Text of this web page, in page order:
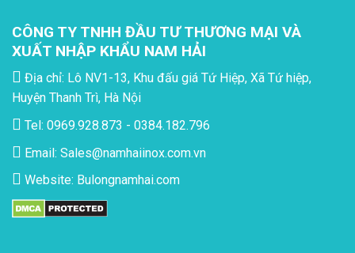
CÔNG TY TNHH ĐẦU TƯ THƯƠNG MẠI VÀ
XUẤT NHẬP KHẨU NAM HẢI
Địa chỉ: Lô NV1-13, Khu đấu giá Tứ Hiệp, Xã Tứ hiệp,
Huyện Thanh Trì, Hà Nội
Tel: 0969.928.873 - 0384.182.796
Email: Sales@namhaiinox.com.vn
Website: Bulongnamhai.com